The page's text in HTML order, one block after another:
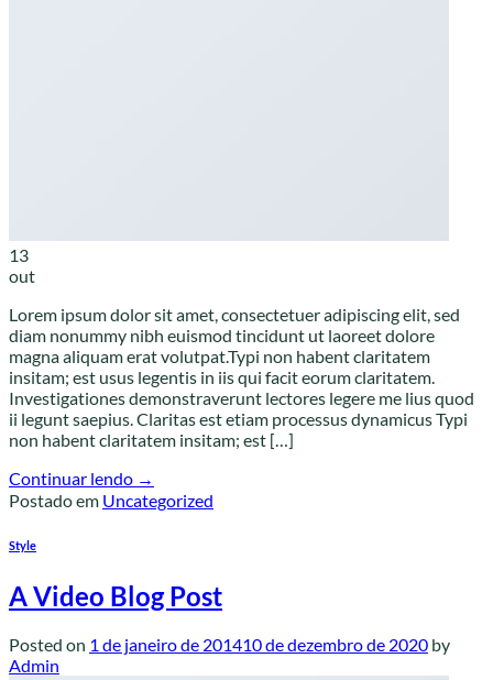
13
out
Lorem ipsum dolor sit amet, consectetuer adipiscing elit, sed
diam nonummy nibh euismod tincidunt ut laoreet dolore
magna aliquam erat volutpat.Typi non habent claritatem
insitam; est usus legentis in iis qui facit eorum claritatem.
Investigationes demonstraverunt lectores legere me lius quod
ii legunt saepius. Claritas est etiam processus dynamicus Typi
non habent claritatem insitam; est […]
Continuar lendo →
Postado em Uncategorized
Style
A Video Blog Post
Posted on 1 de janeiro de 201410 de dezembro de 2020 by
Admin